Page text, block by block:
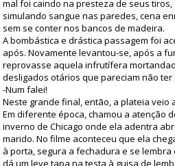
mal foi caindo na presteza de seus
simulando sangue nas paredes, cena
sem se conter nos bancos de madeira.
A bombástica e drástica passagem foi
após. Novamente levantou-se, após a
reprovasse aquela infrutífera
desligados otários que pareciam não
-Num falei!
Neste grande final, então, a plateia veio
Em diferente época, chamou a atenção
inverno de Chicago onde ela adentra
marido. No filme aconteceu que ela
à porta, segura a fechadura e se
dá um leve tapa na testa à guisa de